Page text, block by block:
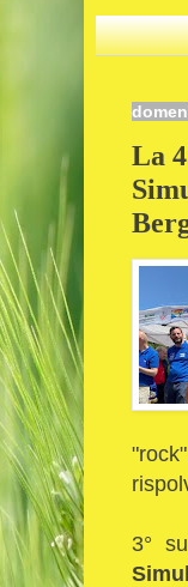
La
3°